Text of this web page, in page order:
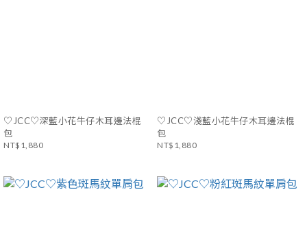
♡JCC♡深藍小花牛仔木耳邊法棍
包
NT$1,880
♡JCC♡淺藍小花牛仔木耳邊法棍
包
NT$1,880